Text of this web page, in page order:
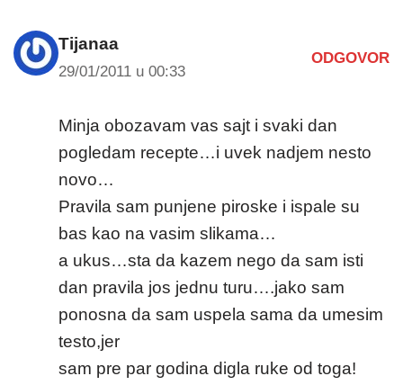
Tijanaa
29/01/2011 u 00:33
ODGOVOR
Minja obozavam vas sajt i svaki dan
pogledam recepte…i uvek nadjem nesto
novo…
Pravila sam punjene piroske i ispale su
bas kao na vasim slikama…
a ukus…sta da kazem nego da sam isti
dan pravila jos jednu turu….jako sam
ponosna da sam uspela sama da umesim
testo,jer
sam pre par godina digla ruke od toga!